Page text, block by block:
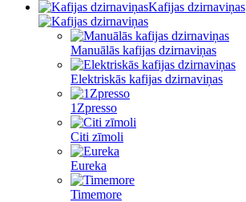
Kafijas dzirnaviņas
Manuālās kafijas dzirnaviņas
Elektriskās kafijas dzirnaviņas
1Zpresso
Citi zīmoli
Eureka
Timemore